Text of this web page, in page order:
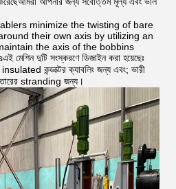
minimize the twisting of bare
their own axis by utilizing an
the axis of the bobbins
দুটি সংস্করণে ডিজাইন করা হয়েছেঃ
কন্ডাক্টর ক্যাবলিং জন্য এবং; ভারী
stranding জন্য।